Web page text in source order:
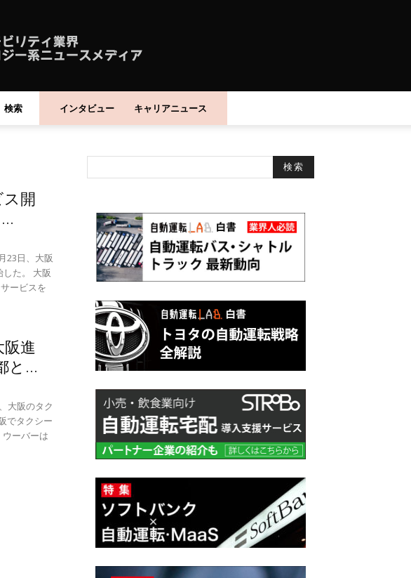
検索 インタビュー キャリアニュース
開
23日、大阪
た。 大阪
ービスを
進
と...
大阪のタク
でタクシー
ーバーは